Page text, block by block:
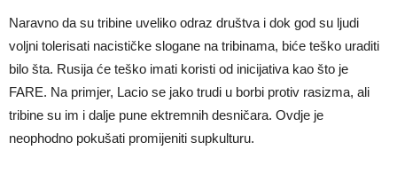
Naravno da su tribine uveliko odraz društva i dok god su ljudi
voljni tolerisati nacističke slogane na tribinama, biće teško uraditi
bilo šta. Rusija će teško imati koristi od inicijativa kao što je
FARE. Na primjer, Lacio se jako trudi u borbi protiv rasizma, ali
tribine su im i dalje pune ektremnih desničara. Ovdje je
neophodno pokušati promijeniti supkulturu.